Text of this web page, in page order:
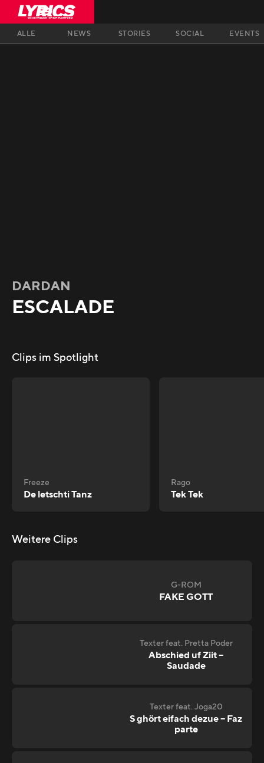
ALLE NEWS STORIES SOCIAL EVENTS
DARDAN
ESCALADE
Clips im Spotlight
Freeze
De letschti Tanz
Rago
Tek Tek
Weitere Clips
G-ROM
FAKE GOTT
Texter feat. Pretta Poder
Abschied uf Ziit –
Saudade
Texter feat. Joga20
S ghört eifach dezue – Faz
parte